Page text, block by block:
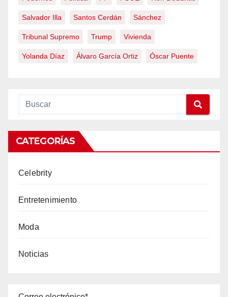
Salvador Illa Santos Cerdán Sánchez
Tribunal Supremo Trump Vivienda
Yolanda Díaz Álvaro García Ortiz Óscar Puente
CATEGORÍAS
Celebrity
Entretenimiento
Moda
Noticias